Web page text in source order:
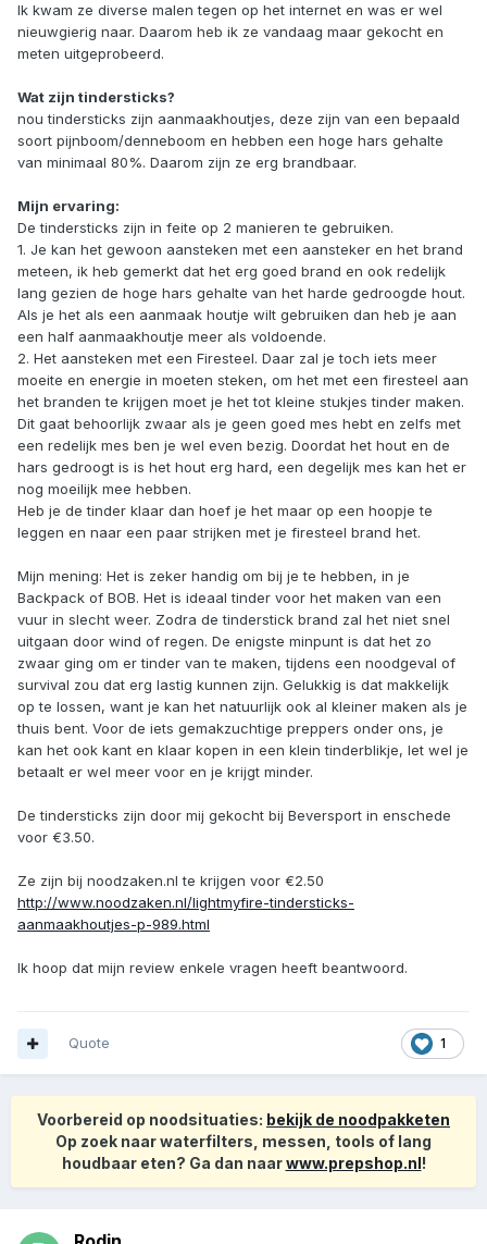
Ik kwam ze diverse malen tegen op het internet en was er wel
nieuwgierig naar. Daarom heb ik ze vandaag maar gekocht en
meten uitgeprobeerd.
Wat zijn tindersticks?
nou tindersticks zijn aanmaakhoutjes, deze zijn van een bepaald
soort pijnboom/denneboom en hebben een hoge hars gehalte
van minimaal 80%. Daarom zijn ze erg brandbaar.
Mijn ervaring:
De tindersticks zijn in feite op 2 manieren te gebruiken.
1. Je kan het gewoon aansteken met een aansteker en het brand
meteen, ik heb gemerkt dat het erg goed brand en ook redelijk
lang gezien de hoge hars gehalte van het harde gedroogde hout.
Als je het als een aanmaak houtje wilt gebruiken dan heb je aan
een half aanmaakhoutje meer als voldoende.
2. Het aansteken met een Firesteel. Daar zal je toch iets meer
moeite en energie in moeten steken, om het met een firesteel aan
het branden te krijgen moet je het tot kleine stukjes tinder maken.
Dit gaat behoorlijk zwaar als je geen goed mes hebt en zelfs met
een redelijk mes ben je wel even bezig. Doordat het hout en de
hars gedroogt is is het hout erg hard, een degelijk mes kan het er
nog moeilijk mee hebben.
Heb je de tinder klaar dan hoef je het maar op een hoopje te
leggen en naar een paar strijken met je firesteel brand het.
Mijn mening: Het is zeker handig om bij je te hebben, in je
Backpack of BOB. Het is ideaal tinder voor het maken van een
vuur in slecht weer. Zodra de tinderstick brand zal het niet snel
uitgaan door wind of regen. De enigste minpunt is dat het zo
zwaar ging om er tinder van te maken, tijdens een noodgeval of
survival zou dat erg lastig kunnen zijn. Gelukkig is dat makkelijk
op te lossen, want je kan het natuurlijk ook al kleiner maken als je
thuis bent. Voor de iets gemakzuchtige preppers onder ons, je
kan het ook kant en klaar kopen in een klein tinderblikje, let wel je
betaalt er wel meer voor en je krijgt minder.
De tindersticks zijn door mij gekocht bij Beversport in enschede
voor €3.50.
Ze zijn bij noodzaken.nl te krijgen voor €2.50
http://www.noodzaken.nl/lightmyfire-tindersticks-
aanmaakhoutjes-p-989.html
Ik hoop dat mijn review enkele vragen heeft beantwoord.
1
Quote
Voorbereid op noodsituaties: bekijk de noodpakketen
Op zoek naar waterfilters, messen, tools of lang
houdbaar eten? Ga dan naarwww.prepshop.nl!